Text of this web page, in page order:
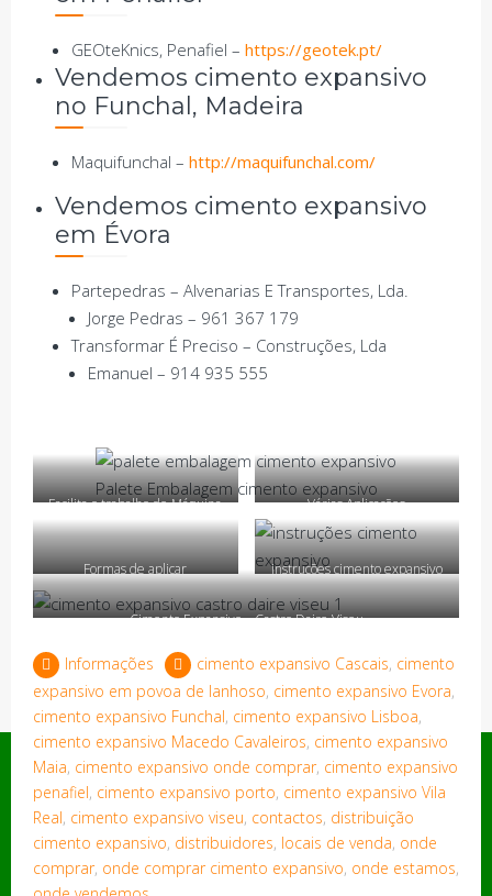
GEOteKnics, Penafiel – https://geotek.pt/
Vendemos cimento expansivo
no Funchal, Madeira
Maquifunchal – http://maquifunchal.com/
Vendemos cimento expansivo
em Évora
Partepedras – Alvenarias E Transportes, Lda.
Jorge Pedras – 961 367 179
Transformar É Preciso – Construções, Lda
Emanuel – 914 935 555
Palete Embalagem cimento expansivo
Facilita o trabalho de Máquina Várias Aplicações
Formas de aplicar instruções cimento expansivo
Cimento Expansivo – Castro Daire Viseu
Informações cimento expansivo Cascais, cimento
expansivo em povoa de lanhoso, cimento expansivo Evora,
cimento expansivo Funchal, cimento expansivo Lisboa,
cimento expansivo Macedo Cavaleiros, cimento expansivo
Maia, cimento expansivo onde comprar, cimento expansivo
penafiel, cimento expansivo porto, cimento expansivo Vila
Real, cimento expansivo viseu, contactos, distribuição
cimento expansivo, distribuidores, locais de venda, onde
comprar, onde comprar cimento expansivo, onde estamos,
Menu Loja
Política de privacidade
Saber Mais